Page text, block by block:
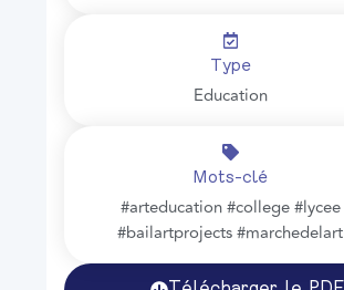
Type
Education
Mots-clé
#arteducation #college #lycee
#bailartprojects #marchedelart